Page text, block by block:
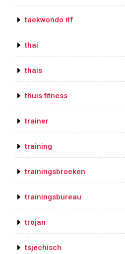
taekwondo itf
thai
thais
thuis fitness
trainer
training
trainingsbroeken
trainingsbureau
trojan
tsjechisch